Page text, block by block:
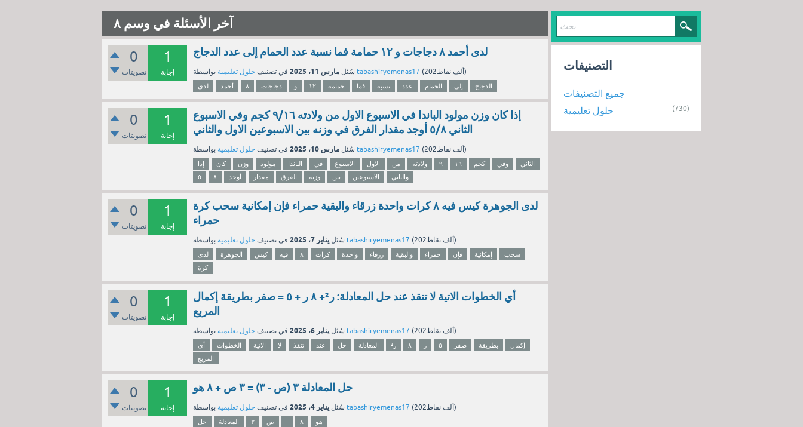
آخر الأسئلة في وسم ٨
0
تصويتات
1
إجابة
لدى أحمد ٨ دجاجات و ١٢ حمامة فما نسبة عدد الحمام إلى عدد الدجاج
سُئل مارس 11، 2025 في تصنيف حلول تعليمية tabashiryemenas17 ( 202ألف نقاط)
لدى أحمد ٨ دجاجات و ١٢ حمامة فما نسبة عدد الحمام إلى الدجاج
0
تصويتات
1
إجابة
إذا كان وزن مولود الباندا في الاسبوع الاول من ولادته ٩/١٦ كجم وفي الاسبوع
الثاني ٥/٨ أوجد مقدار الفرق في وزنه بين الاسبوعين الاول والثاني
سُئل مارس 10، 2025 في تصنيف حلول تعليمية tabashiryemenas17 ( 202ألف نقاط)
إذا كان وزن مولود الباندا في الاسبوع الاول من ولادته ٩ ١٦ كجم وفي
الثاني
٥
٨ أوجد مقدار الفرق وزنه بين الاسبوعين والثاني
0
تصويتات
1
إجابة
لدى الجوهرة كيس فيه ٨ كرات واحدة زرقاء والبقية حمراء فإن إمكانية سحب كرة
حمراء
سُئل يناير 7، 2025 في تصنيف حلول تعليمية tabashiryemenas17 ( 202ألف نقاط)
لدى الجوهرة كيس فيه ٨ كرات واحدة زرقاء والبقية حمراء فإن إمكانية
سحب
كرة
0
تصويتات
1
إجابة
أي الخطوات الاتية لا تنقذ عند حل المعادلة: ر²+ ٨ ر + ٥ = صفر بطريقة إكمال
المربع
سُئل يناير 6، 2025 في تصنيف حلول تعليمية tabashiryemenas17 ( 202ألفنقاط)
أي الخطوات الاتية لا تنقذ عند حل المعادلة ر² ٨ ر ٥ صفر بطريقة
إكمال
المربع
0
تصويتات
1
إجابة
حل المعادلة ٣ (ص - ٣) = ٣ ص + ٨ هو
سُئل يناير 4، 2025 في تصنيف حلول تعليمية tabashiryemenas17 ( 202ألفنقاط)
حل المعادلة ٣ ص - ٨ هو
التصنيفات
جميع التصنيفات
حلول تعليمية
(730)